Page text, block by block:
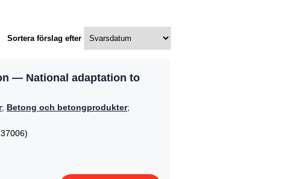
Sortera förslag efter
— National adaptation to
; Betong och betongprodukter;